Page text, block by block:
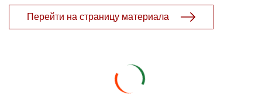
Перейти на страницу материала